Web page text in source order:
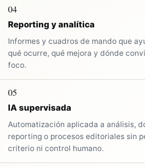
04
Reporting y analítica
Informes y cuadros de mando que
qué ocurre, qué mejora y dónde
foco.
05
IA supervisada
Automatización aplicada a análisis,
reporting o procesos editoriales sin
criterio ni control humano.